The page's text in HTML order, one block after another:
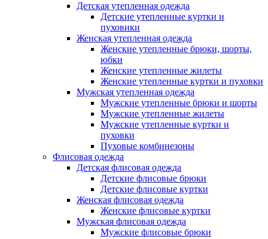
Детская утепленная одежда
Детские утепленные куртки и
пуховики
Женская утепленная одежда
Женские утепленные брюки, шорты,
юбки
Женские утепленные жилеты
Женские утепленные куртки и пуховки
Мужская утепленная одежда
Мужские утепленные брюки и шорты
Мужские утепленные жилеты
Мужские утепленные куртки и
пуховки
Пуховые комбинезоны
Флисовая одежда
Детская флисовая одежда
Детские флисовые брюки
Детские флисовые куртки
Женская флисовая одежда
Женские флисовые куртки
Мужская флисовая одежда
Мужские флисовые брюки